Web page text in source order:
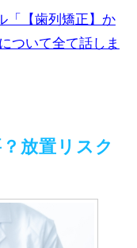
「【歯列矯正】か
ついて全て話しま
放置リスク